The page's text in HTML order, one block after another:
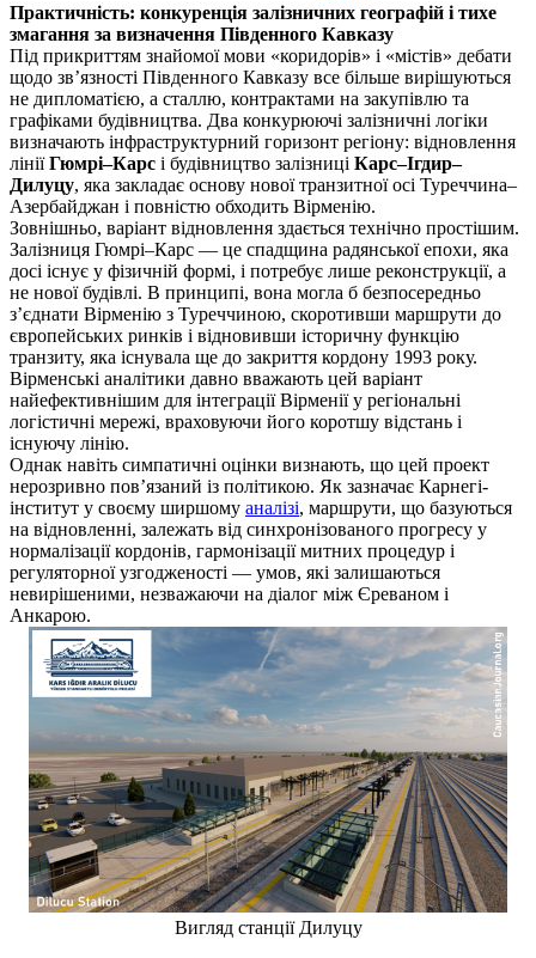
Практичність: конкуренція залізничних географій і тихе
змагання за визначення Південного Кавказу
Під прикриттям знайомої мови «коридорів» і «містів» дебати
щодо зв’язності Південного Кавказу все більше вирішуються
не дипломатією, а сталлю, контрактами на закупівлю та
графіками будівництва. Два конкурюючі залізничні логіки
визначають інфраструктурний горизонт регіону: відновлення
лініїГюмрі–Карс і будівництво залізниці Карс–Ігдир–
Дилуцу, яка закладає основу нової транзитної осі Туреччина–
Азербайджан і повністю обходить Вірменію.
Зовнішньо, варіант відновлення здається технічно простішим.
Залізниця Гюмрі–Карс — це спадщина радянської епохи, яка
досі існує у фізичній формі, і потребує лише реконструкції, а
не нової будівлі. В принципі, вона могла б безпосередньо
з’єднати Вірменію з Туреччиною, скоротивши маршрути до
європейських ринків і відновивши історичну функцію
транзиту, яка існувала ще до закриття кордону 1993 року.
Вірменські аналітики давно вважають цей варіант
найефективнішим для інтеграції Вірменії у регіональні
логістичні мережі, враховуючи його коротшу відстань і
існуючу лінію.
Однак навіть симпатичні оцінки визнають, що цей проект
нерозривно пов’язаний із політикою. Як зазначає Карнегі-
інститут у своєму ширшому аналізі, маршрути, що базуються
на відновленні, залежать від синхронізованого прогресу у
нормалізації кордонів, гармонізації митних процедур і
регуляторної узгодженості — умов, які залишаються
невирішеними, незважаючи на діалог між Єреваном і
Анкарою.
Вигляд станції Дилуцу